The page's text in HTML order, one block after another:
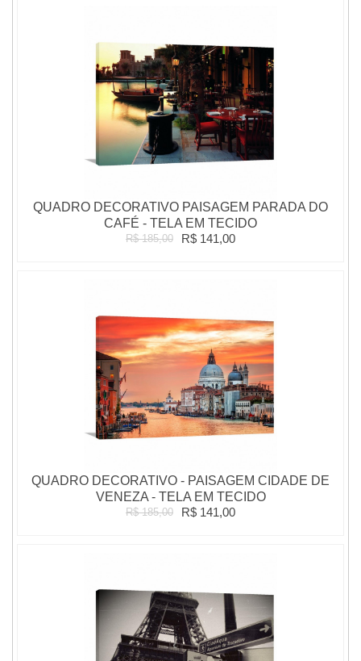
QUADRO DECORATIVO PAISAGEM PARADA DO
CAFÉ - TELA EM TECIDO
R$ 185,00 R$ 141,00
QUADRO DECORATIVO - PAISAGEM CIDADE DE
VENEZA - TELA EM TECIDO
R$ 185,00 R$ 141,00